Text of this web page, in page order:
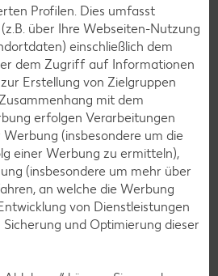
aller unserer Partner-Shops in
vor Ort ergänzen.
Profilen. Dies umfasst
über Ihre Webseiten-Nutzung
einschließlich dem
dem Zugriff auf Informationen
Erstellung von Zielgruppen
mit dem
erfolgen Verarbeitungen
(insbesondere um die
einer Werbung zu ermitteln),
(insbesondere um mehr über
an welche die Werbung
von Dienstleistungen
und Optimierung dieser